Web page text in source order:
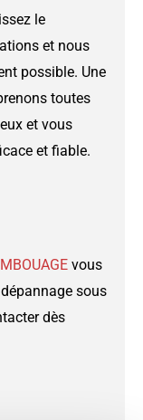
le
et nous
possible. Une
toutes
et vous
et fiable.
vous
sous
dès